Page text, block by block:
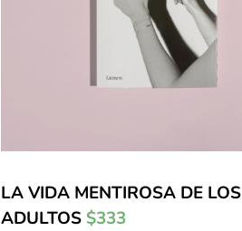
LA VIDA MENTIROSA DE LOS
ADULTOS $333